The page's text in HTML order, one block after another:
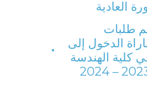
طلبات
الدخول إلى
كلية الهندسة